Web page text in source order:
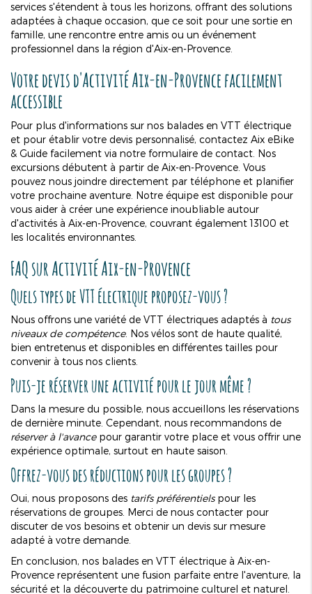
services s'étendent à tous les horizons, offrant des solutions
adaptées à chaque occasion, que ce soit pour une sortie en
famille, une rencontre entre amis ou un événement
professionnel dans la région d'Aix-en-Provence.
Votre devis d'Activité Aix-en-Provencefacilement
accessible
Pour plus d'informations sur nos balades en VTT électrique
et pour établir votre devis personnalisé, contactez Aix eBike
& Guide facilement via notre formulaire de contact. Nos
excursions débutent à partir de Aix-en-Provence. Vous
pouvez nous joindre directement par téléphone et planifier
votre prochaine aventure. Notre équipe est disponible pour
vous aider à créer une expérience inoubliable autour
d'activités à Aix-en-Provence, couvrant également 13100 et
les localités environnantes.
FAQ surActivité Aix-en-Provence
Quels types de VTT électrique proposez-vous ?
Nous offrons une variété de VTT électriques adaptés à tous
niveaux de compétence. Nos vélos sont de haute qualité,
bien entretenus et disponibles en différentes tailles pour
convenir à tous nos clients.
Puis-je réserver une activité pour le jour même ?
Dans la mesure du possible, nous accueillons les réservations
de dernière minute. Cependant, nous recommandons de
réserver à l'avancepour garantir votre place et vous offrir une
expérience optimale, surtout en haute saison.
Offrez-vous des réductions pour les groupes ?
Oui, nous proposons des tarifs préférentielspour les
réservations de groupes. Merci de nous contacter pour
discuter de vos besoins et obtenir un devis sur mesure
adapté à votre demande.
En conclusion, nos balades en VTT électrique à Aix-en-
Provence représentent une fusion parfaite entre l'aventure, la
sécurité et la découverte du patrimoine culturel et naturel.